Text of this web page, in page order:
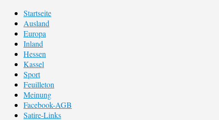
Startseite
Ausland
Europa
Inland
Hessen
Kassel
Sport
Feuilleton
Meinung
Facebook-AGB
Satire-Links